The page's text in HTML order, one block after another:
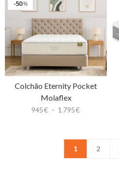
%
50
Colchão Eternity Pocket
Molaflex
945€ – 1.795€
1 2